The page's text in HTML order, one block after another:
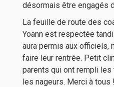
désormais être engagés
La feuille de route des
Yoann est respectée
aura permis aux officiels,
faire leur rentrée. Petit
parents qui ont rempli les
les nageurs. Merci à tous !